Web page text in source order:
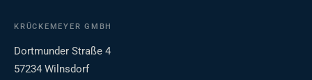
KRÜCKEMEYER GMBH
Dortmunder Straße 4
57234 Wilnsdorf